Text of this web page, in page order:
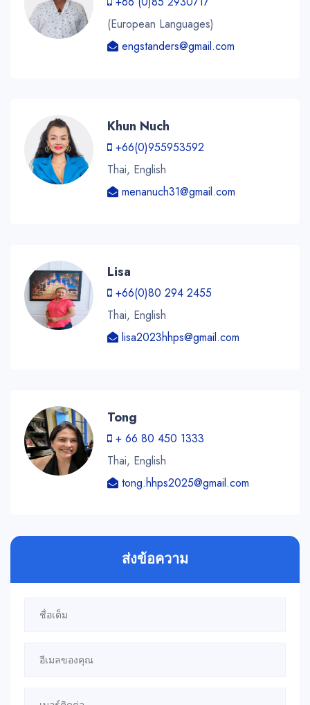
(European Languages)
engstanders@gmail.com
Khun Nuch
+66(0)955953592
Thai, English
menanuch31@gmail.com
Lisa
+66(0)80 294 2455
Thai, English
lisa2023hhps@gmail.com
Tong
+ 66 80 450 1333
Thai, English
tong.hhps2025@gmail.com
ส่งข้อความ